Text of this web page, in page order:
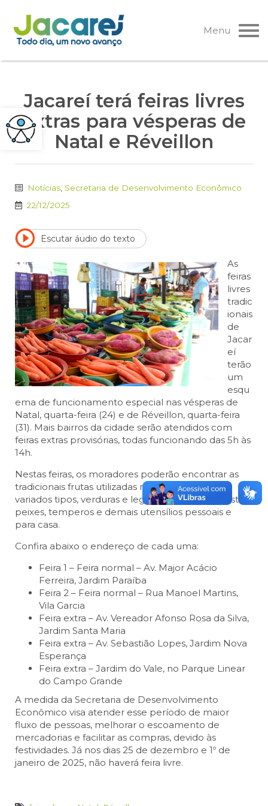
Pular
para
o
Menu
Jacareí terá feiras livres
extras para vésperas de
Natal e Réveillon
Notícias Secretaria de Desenvolvimento Econômico
22/12/2025
Escutar áudio do texto
As
feiras
livres
tradic
ionais
de
Jacar
eí
terão
um
esqu
ema de funcionamento especial nas vésperas de
Natal, quarta-feira (24) e de Réveillon, quarta-feira
(31). Mais bairros da cidade serão atendidos com
feiras extras provisórias, todas funcionando das 5h às
14h.
Nestas feiras, os moradores poderão encontrar as
tradicionais frutas utilizadas nas ceias, dos mais
variados tipos, verduras e legumes, além dos pastéis,
peixes, temperos e demais utensílios pessoais e
para casa.
Confira abaixo o endereço de cada uma:
Feira 1 – Feira normal – Av. Major Acácio
Ferreira, Jardim Paraíba
Feira 2 – Feira normal – Rua Manoel Martins,
Vila Garcia
Feira extra – Av. Vereador Afonso Rosa da Silva,
Jardim Santa Maria
Feira extra – Av. Sebastião Lopes, Jardim Nova
Esperança
Feira extra – Jardim do Vale, no Parque Linear
do Campo Grande
A medida da Secretaria de Desenvolvimento
Econômico visa atender esse período de maior
fluxo de pessoas, melhorar o escoamento de
mercadorias e facilitar as compras, devido às
festividades. Já nos dias 25 de dezembro e 1º de
janeiro de 2025, não haverá feira livre.